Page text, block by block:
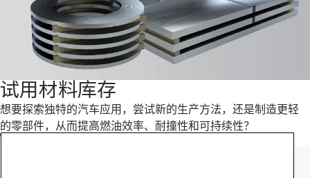
试用材料库存
想要探索独特的汽车应用，尝试新的生产方法，还是制造更轻
的零部件，从而提高燃油效率、耐撞性和可持续性？